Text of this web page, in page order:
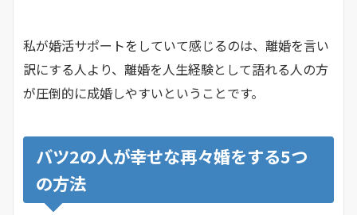
私が婚活サポートをしていて感じるのは、離婚を言い
訳にする人より、離婚を人生経験として語れる人の方
が圧倒的に成婚しやすいということです。
バツ2の人が幸せな再々婚をする5つ
の方法